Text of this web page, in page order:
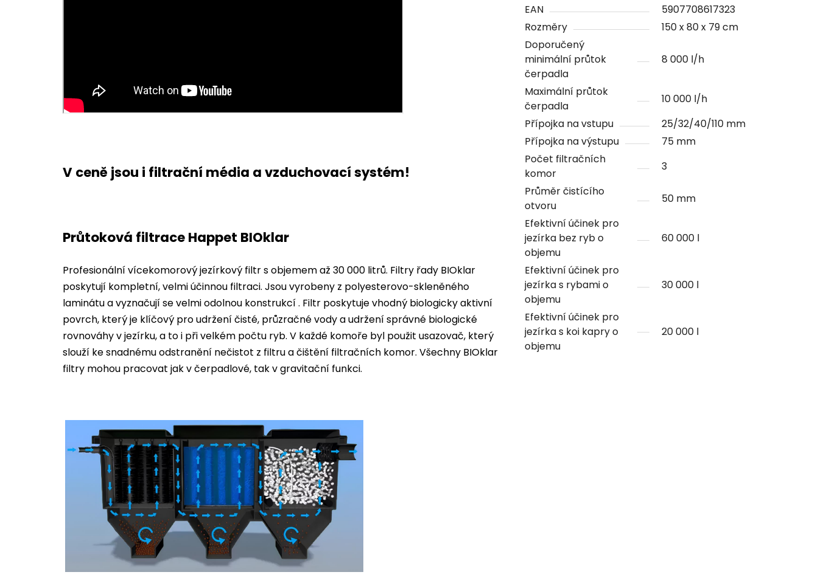
V ceně jsou i filtrační média a vzduchovací systém!
Průtoková filtrace Happet BIOklar
Profesionální vícekomorový jezírkový filtr s objemem až 30 000 litrů. Filtry řady BIOklar
poskytují kompletní, velmi účinnou filtraci. Jsou vyrobeny z polyesterovo-skleněného
laminátu a vyznačují se velmi odolnou konstrukcí . Filtr poskytuje vhodný biologicky aktivní
povrch, který je klíčový pro udržení čisté, průzračné vody a udržení správné biologické
rovnováhy v jezírku, a to i při velkém počtu ryb. V každé komoře byl použit usazovač, který
slouží ke snadnému odstranění nečistot z filtru a čištění filtračních komor. Všechny BIOklar
filtry mohou pracovat jak v čerpadlové, tak v gravitační funkci.
EAN
5907708617323
Rozměry
150 x 80 x 79 cm
Doporučený
minimální průtok
čerpadla
8 000 l/h
Maximální průtok
čerpadla
10 000 l/h
Přípojka na vstupu
25/32/40/110 mm
Přípojka na výstupu
75 mm
Počet filtračních
komor
3
Průměr čistícího
otvoru
50 mm
Efektivní účinek pro
jezírka bez ryb o
objemu
60 000 l
Efektivní účinek pro
jezírka s rybami o
objemu
30 000 l
Efektivní účinek pro
jezírka s koi kapry o
objemu
20 000 l